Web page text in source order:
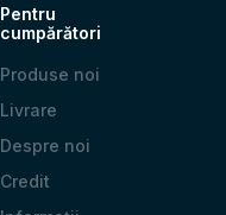
Pentru
cumpărători
Produse noi
Livrare
Despre noi
Credit